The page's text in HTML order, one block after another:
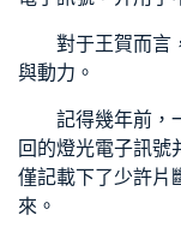
對于王賀而言
與動力。
記得幾年前，
回的燈光電子訊號
僅記載下了少許片
來。